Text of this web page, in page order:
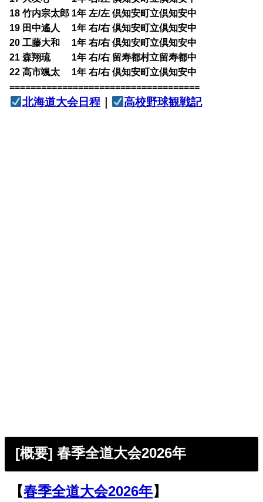
18 竹内宗太郎 1年 左/左 倶知安町立倶知安中
19 田中遙人 1年 右/右 倶知安町立倶知安中
20 工藤大和 1年 右/右 倶知安町立倶知安中
21 森翔琉 1年 右/右 留寿都村立留寿都中
22 高市颯太 1年 右/右 倶知安町立倶知安中
====================================
北海道大会日程｜ 高校野球観戦記
[概要] 春季全道大会2026年
【春季全道大会2026年】